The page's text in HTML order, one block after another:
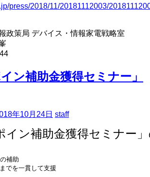
press/2018/11/20181112003/
政策局 デバイス・情報家電戦略室
ン補助金獲得セミナー」
年10月24日 staff
ン補助金獲得セミナー
補助
でを一貫して支援